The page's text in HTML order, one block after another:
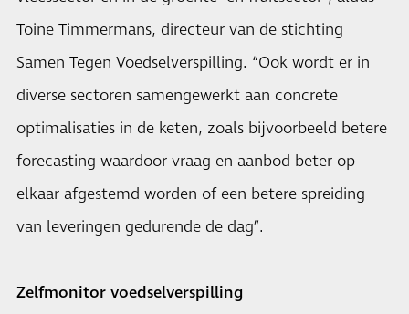
Toine Timmermans, directeur van de stichting
Samen Tegen Voedselverspilling. “Ook wordt er in
diverse sectoren samengewerkt aan concrete
optimalisaties in de keten, zoals bijvoorbeeld betere
forecasting waardoor vraag en aanbod beter op
elkaar afgestemd worden of een betere spreiding
van leveringen gedurende de dag”.
Zelfmonitor voedselverspilling